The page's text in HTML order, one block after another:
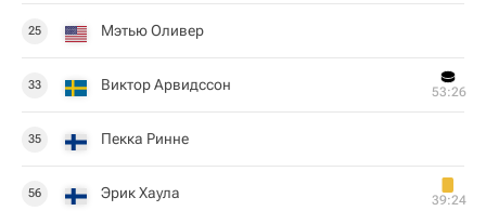
25 Мэтью Оливер
33 Виктор Арвидссон 53:26
35 Пекка Ринне
56 Эрик Хаула 39:24